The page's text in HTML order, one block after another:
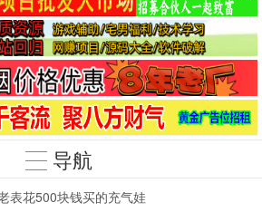
导航
表花500块钱买的充气娃